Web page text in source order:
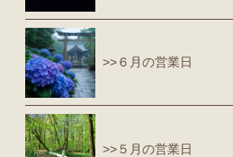
>>６月の営業日
>>５月の営業日